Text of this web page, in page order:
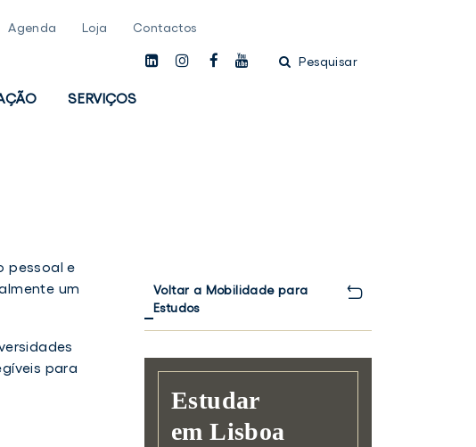
Agenda Loja Contactos
linkedininstagamfacebook
youtubePesquisar
SERVIÇOS
pessoal e
um
para
Voltar a Mobilidade para
Estudos
Estudar
em Lisboa